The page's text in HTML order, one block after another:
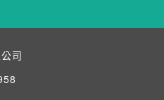
司